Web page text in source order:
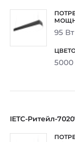
95 Вт
5000
IETC-Ритейл-